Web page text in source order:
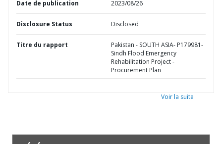
Date de publication 2023/08/26
Disclosure Status Disclosed
Titre du rapport
Pakistan - SOUTH ASIA- P179981-
Sindh Flood Emergency
Rehabilitation Project -
Procurement Plan
Voir la suite